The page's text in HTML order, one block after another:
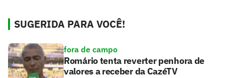
SUGERIDA PARA VOCÊ!
fora de campo
Romário tenta reverter penhora de
valores a receber da CazéTV